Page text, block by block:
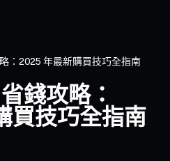
：2025 年最新購買技巧全指南
錢攻略：
買技巧全指南